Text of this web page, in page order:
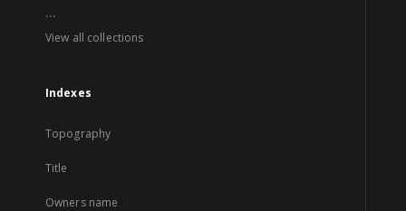
...
View all collections
Indexes
Topography
Title
Owners name